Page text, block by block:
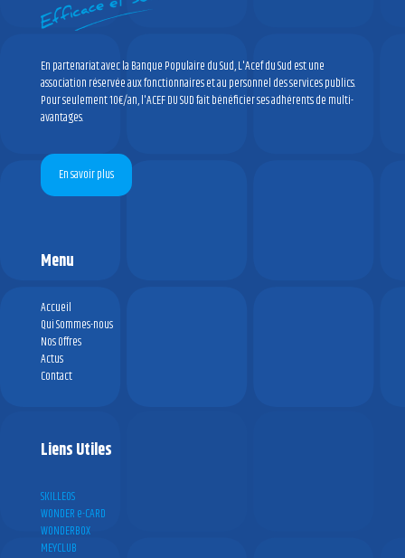
En partenariat avec la Banque Populaire du Sud, L'Acef du Sud est une
association réservée aux fonctionnaires et au personnel des services publics.
Pour seulement 10€/an, l'ACEF DU SUD fait bénéficier ses adhérents de multi-
avantages.
En savoir plus
Menu
Accueil
Qui Sommes-nous
Nos Offres
Actus
Contact
Liens Utiles
SKILLEOS
WONDER e-CARD
WONDERBOX
MEYCLUB